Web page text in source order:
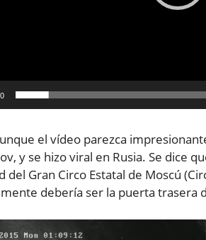
el vídeo parezca
y se hizo viral en Rusia. Se dice
del Gran Circo Estatal de Moscú
debería ser la puerta trasera